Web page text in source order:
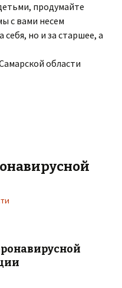
продумайте
с вами несем
но и за старшее, а
области